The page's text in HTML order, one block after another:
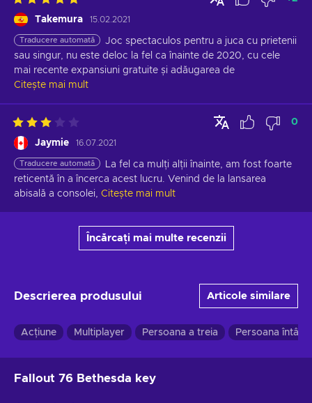
Takemura 15.02.2021
Traducere automată
Joc spectaculos pentru a juca cu prietenii
sau singur, nu este deloc la fel ca înainte de 2020, cu cele
mai recente expansiuni gratuite și adăugarea de
Citește mai mult
Jaymie 16.07.2021
0
Traducere automată
La fel ca mulți alții înainte, am fost foarte
reticentă în a încerca acest lucru. Venind de la lansarea
abisală a consolei,
Citește mai mult
Încărcați mai multe recenzii
Descrierea produsului Articole similare
Acțiune Multiplayer Persoana a treia Persoana întâi
Fallout 76 Bethesda key